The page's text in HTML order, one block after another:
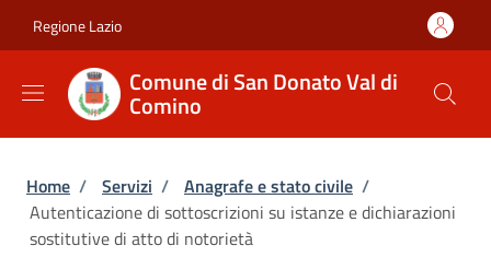
Regione Lazio
Comune di San Donato Val di
Comino
Briciole di pane
Home / Servizi / Anagrafe e stato civile /
Autenticazione di sottoscrizioni su istanze e dichiarazioni
sostitutive di atto di notorietà